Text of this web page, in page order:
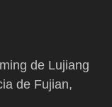
de Lujiang
de Fujian,